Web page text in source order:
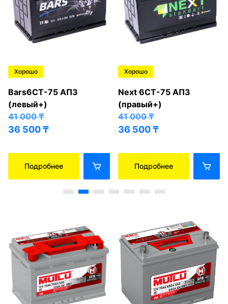
Хорошо
Bars6СТ-75 АПЗ
(левый+)
41 000₸
36 500₸
Подробнее
Хорошо
Next 6СТ-75 АПЗ
(правый+)
41 000₸
36 500₸
Подробнее